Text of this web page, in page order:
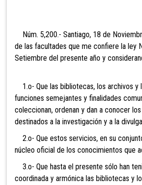
Núm. 5,200.- Santiago, 18 de
de las facultades que me confiere la ley
Setiembre del presente año y
1.o- Que las bibliotecas, los archivos y
funciones semejantes y finalidades
coleccionan, ordenan y dan a conocer
destinados a la investigación y a la
2.o- Que estos servicios, en su
núcleo oficial de los conocimientos que
3.o- Que hasta el presente sólo han
coordinada y armónica las bibliotecas y